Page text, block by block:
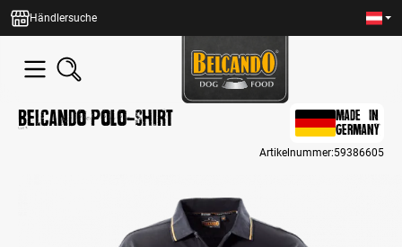
springen
Händlersuche
BELCANDO Polo-Shirt
MADE IN
GERMANY
Artikelnummer:59386605